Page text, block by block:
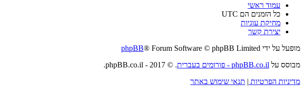
עמוד ראשי
כל הזמנים הם UTC
מחיקת עוגיות
יצירת קשר
מופעל על ידי
phpBB® Forum Software © phpBB Limited
מבוסס על phpBB.co.il - פורומים בעברית
. © 2017 - phpBB.co.il.
מדיניות הפרטיות | תנאי שימוש באתר